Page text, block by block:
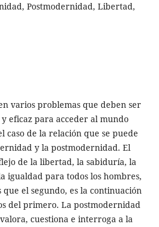
Postmodernidad, Libertad,
varios problemas que deben ser
eficaz para acceder al mundo
caso de la relación que se puede
y la postmodernidad. El
de la libertad, la sabiduría, la
igualdad para todos los hombres,
el segundo, es la continuación
del primero. La postmodernidad
cuestiona e interroga a la